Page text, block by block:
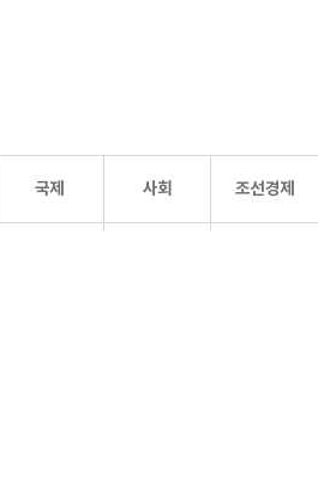
국제 사회 조선경제